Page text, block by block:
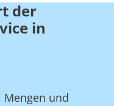
der
in
Mengen und